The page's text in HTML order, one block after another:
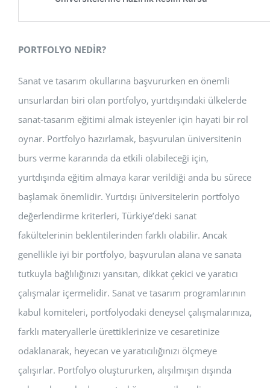
PORTFOLYO NEDİR?
Sanat ve tasarım okullarına başvururken en önemli
unsurlardan biri olan portfolyo, yurtdışındaki ülkelerde
sanat-tasarım eğitimi almak isteyenler için hayati bir rol
oynar. Portfolyo hazırlamak, başvurulan üniversitenin
burs verme kararında da etkili olabileceği için,
yurtdışında eğitim almaya karar verildiği anda bu sürece
başlamak önemlidir. Yurtdışı üniversitelerin portfolyo
değerlendirme kriterleri, Türkiye’deki sanat
fakültelerinin beklentilerinden farklı olabilir. Ancak
genellikle iyi bir portfolyo, başvurulan alana ve sanata
tutkuyla bağlılığınızı yansıtan, dikkat çekici ve yaratıcı
çalışmalar içermelidir. Sanat ve tasarım programlarının
kabul komiteleri, portfolyodaki deneysel çalışmalarınıza,
farklı materyallerle ürettiklerinize ve cesaretinize
odaklanarak, heyecan ve yaratıcılığınızı ölçmeye
çalışırlar. Portfolyo oluştururken, alışılmışın dışında